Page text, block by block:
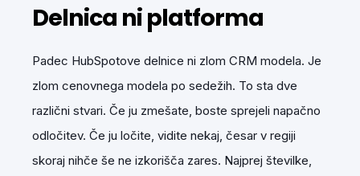
Delnica ni platforma
Padec HubSpotove delnice ni zlom CRM modela. Je
zlom cenovnega modela po sedežih. To sta dve
različni stvari. Če ju zmešate, boste sprejeli napačno
odločitev. Če ju ločite, vidite nekaj, česar v regiji
skoraj nihče še ne izkorišča zares. Najprej številke,